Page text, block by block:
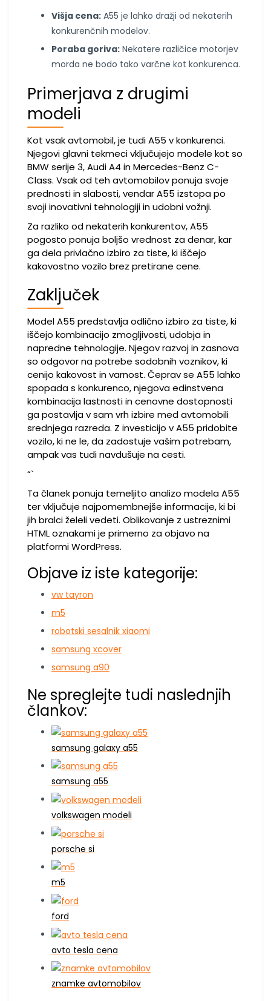
Višja cena: A55 je lahko dražji od nekaterih
konkurenčnih modelov.
Poraba goriva: Nekatere različice motorjev
morda ne bodo tako varčne kot konkurenca.
Primerjava z drugimi
modeli
Kot vsak avtomobil, je tudi A55 v konkurenci.
Njegovi glavni tekmeci vključujejo modele kot so
BMW serije 3, Audi A4 in Mercedes-Benz C-
Class. Vsak od teh avtomobilov ponuja svoje
prednosti in slabosti, vendar A55 izstopa po
svoji inovativni tehnologiji in udobni vožnji.
Za razliko od nekaterih konkurentov, A55
pogosto ponuja boljšo vrednost za denar, kar
ga dela privlačno izbiro za tiste, ki iščejo
kakovostno vozilo brez pretirane cene.
Zaključek
Model A55 predstavlja odlično izbiro za tiste, ki
iščejo kombinacijo zmogljivosti, udobja in
napredne tehnologije. Njegov razvoj in zasnova
so odgovor na potrebe sodobnih voznikov, ki
cenijo kakovost in varnost. Čeprav se A55 lahko
spopada s konkurenco, njegova edinstvena
kombinacija lastnosti in cenovne dostopnosti
ga postavlja v sam vrh izbire med avtomobili
srednjega razreda. Z investicijo v A55 pridobite
vozilo, ki ne le, da zadostuje vašim potrebam,
ampak vas tudi navdušuje na cesti.
“`
Ta članek ponuja temeljito analizo modela A55
ter vključuje najpomembnejše informacije, ki bi
jih bralci želeli vedeti. Oblikovanje z ustreznimi
HTML oznakami je primerno za objavo na
platformi WordPress.
Objave iz iste kategorije:
vw tayron
m5
robotski sesalnik xiaomi
samsung xcover
samsung a90
Ne spreglejte tudi naslednjih
člankov:
samsung galaxy a55
samsung a55
volkswagen modeli
porsche si
m5
ford
avto tesla cena
znamke avtomobilov